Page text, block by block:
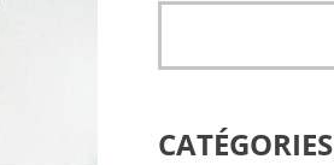
CATÉGORIES